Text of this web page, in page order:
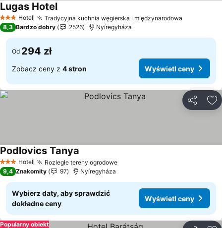
3 Kategoria
Hotel Tradycyjna kuchnia węgierska i międzynarodowa
Lugas HotelWyświetl ceny
8,3 Bardzo dobry 2526 Nyíregyháza
Od 294 zł
Zobacz ceny z 4 stron Wyświetl ceny
3 Kategoria
Hotel Rozległe tereny ogrodoweWyświetl ceny
Podlovics Tanya
9,4 Znakomity 97 Nyíregyháza
Wybierz daty, aby sprawdzić
dokładne ceny
Wyświetl ceny
Popularny obiekt